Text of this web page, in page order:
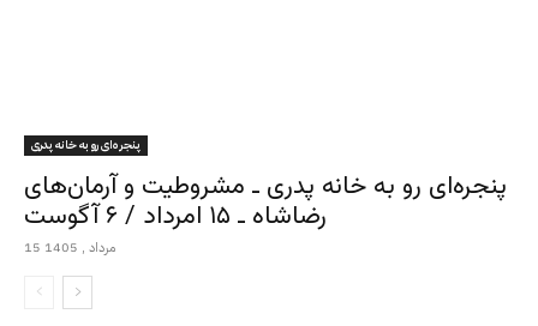
پنجره‌ای رو به خانه پدری
پنجره‌ای رو به خانه پدری ـ مشروطیت و آرمان‌های
رضاشاه ـ ۱۵ امرداد / ۶ آگوست
15 مرداد , 1405